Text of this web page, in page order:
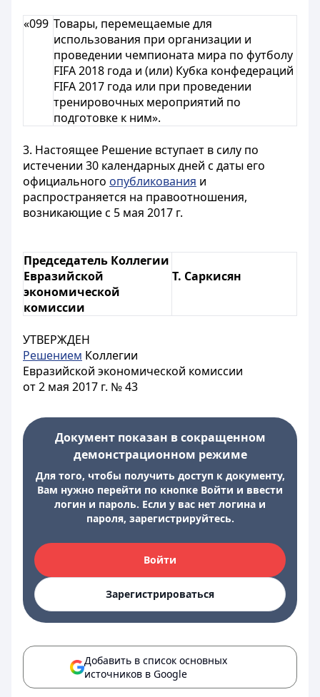
«099 Товары, перемещаемые для
использования при организации и
проведении чемпионата мира по футболу
FIFA 2018 года и (или) Кубка конфедераций
FIFA 2017 года или при проведении
тренировочных мероприятий по
подготовке к ним».
3. Настоящее Решение вступает в силу по
истечении 30 календарных дней с даты его
официального опубликования и
распространяется на правоотношения,
возникающие с 5 мая 2017 г.
Председатель Коллегии
Евразийской
экономической
комиссии
Т. Саркисян
УТВЕРЖДЕН
Решением Коллегии
Евразийской экономической комиссии
от 2 мая 2017 г. № 43
Документ показан в сокращенном
демонстрационном режиме
Для того, чтобы получить доступ к документу,
Вам нужно перейти по кнопке Войти и ввести
логин и пароль. Если у вас нет логина и
пароля, зарегистрируйтесь.
Войти
Зарегистрироваться
Добавить в список основных
источников в Google